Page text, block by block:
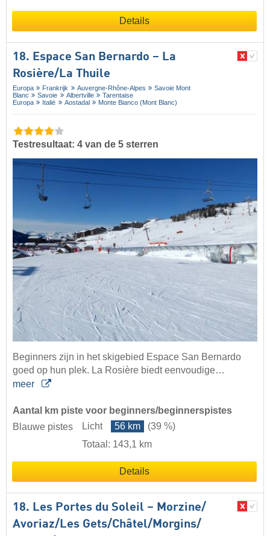
Details
18. Espace San Bernardo – La
Rosière/​La Thuile
Europa Frankrijk Auvergne-Rhône-Alpes
Savoie Mont
Blanc
Savoie Albertville
Tarentaise
Europa
Italië Aostadal Monte Bianco (Mont Blanc)
Testresultaat: 4 van de 5 sterren
Beginners zijn in het skigebied Espace San Bernardo
goed op hun plek. La Rosière biedt eenvoudige…
meer
Aantal km piste voor beginners/beginnerspistes
Blauwe pistes
Licht 56 km
(39 %)
Totaal: 143,1 km
Details
18. Les Portes du Soleil – Morzine/​
Avoriaz/​Les Gets/​Châtel/​Morgins/​